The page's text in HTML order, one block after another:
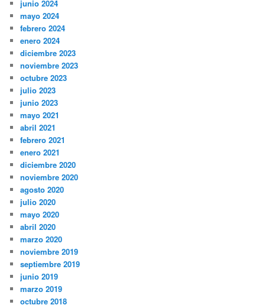
junio 2024
mayo 2024
febrero 2024
enero 2024
diciembre 2023
noviembre 2023
octubre 2023
julio 2023
junio 2023
mayo 2021
abril 2021
febrero 2021
enero 2021
diciembre 2020
noviembre 2020
agosto 2020
julio 2020
mayo 2020
abril 2020
marzo 2020
noviembre 2019
septiembre 2019
junio 2019
marzo 2019
octubre 2018